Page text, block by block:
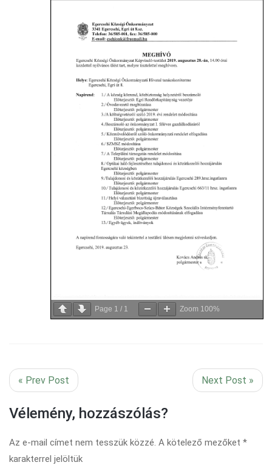
Page 1 / 1 Zoom 100%
« Prev Post Next Post »
Vélemény, hozzászólás?
Az e-mail címet nem tesszük közzé. A kötelező mezőket *
karakterrel jelöltük